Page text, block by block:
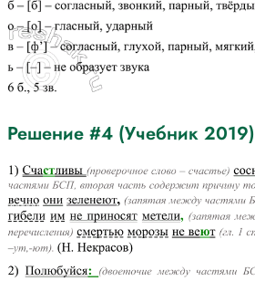
Решение #4 (Учебник 2019)